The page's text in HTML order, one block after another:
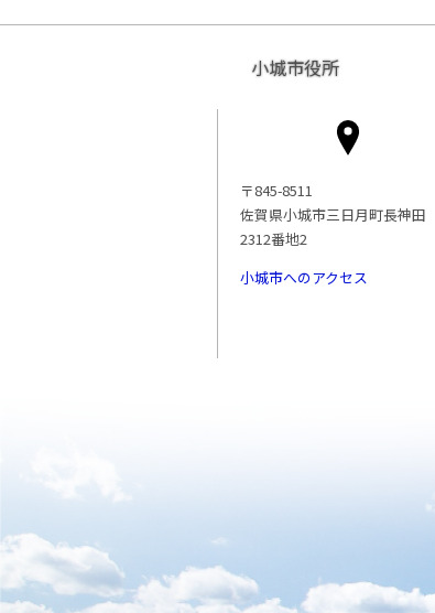
小城市役所
〒845-8511
佐賀県小城市三日月町長神田
2312番地2
小城市へのアクセス